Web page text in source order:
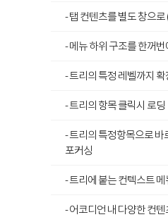
- 탭 컨텐츠를 별도 창으로
- 메뉴 하위 구조를 한꺼번
- 트리의 특정 레벨까지 확
- 트리의 항목 클릭시 로딩
- 트리의 특정항목으로 바
포커싱
- 트리에 붙는 컨텍스트 메
- 어코디언 내 다양한 컨텐